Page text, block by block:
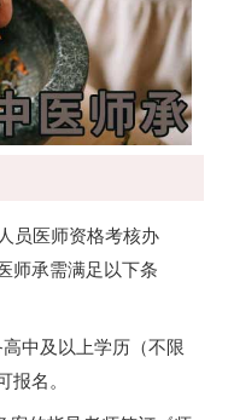
员医师资格考核办
师承需满足以下条
中及以上学历（不限
报名。